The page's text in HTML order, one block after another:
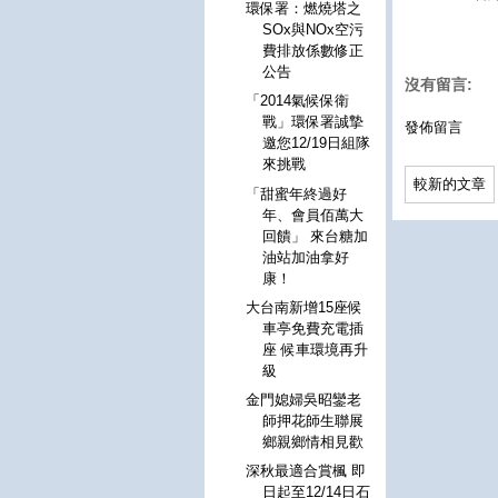
沒有留言:
發佈留言
較新的文章
環保署：燃燒塔之
SOx與NOx空污
費排放係數修正
公告
「2014氣候保衛
戰」環保署誠摯
邀您12/19日組隊
來挑戰
「甜蜜年終過好
年、會員佰萬大
回饋」 來台糖加
油站加油拿好
康！
大台南新增15座候
車亭免費充電插
座 候車環境再升
級
金門媳婦吳昭鑾老
師押花師生聯展
鄉親鄉情相見歡
深秋最適合賞楓 即
日起至12/14日石